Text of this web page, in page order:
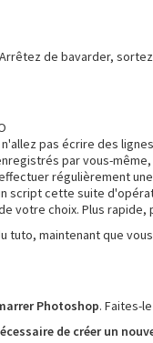
de bavarder,
pas écrire des
par vous-
régulièrement
script cette suite
votre choix. Plus rapide,
tuto, maintenant que
Photoshop. Faites-
de créer un